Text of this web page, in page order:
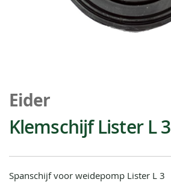
naar
het
begin
van
gallerij
Eider
Klemschijf Lister L 3
Spanschijf voor weidepomp Lister L 3